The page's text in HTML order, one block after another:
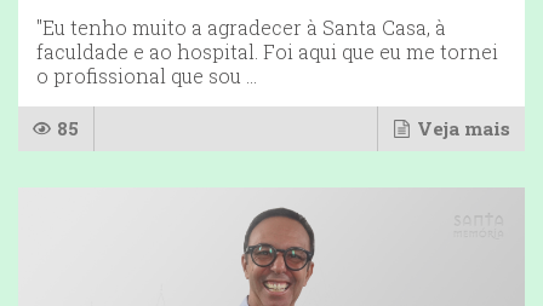
"Eu tenho muito a agradecer à Santa Casa, à
faculdade e ao hospital. Foi aqui que eu me tornei
o profissional que sou ...
85 Veja mais